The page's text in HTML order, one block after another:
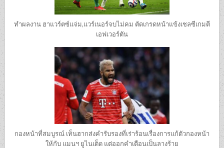
ทำผลงาน ฮาแวร์ตซ์แจ่ม,แวร์เนอร์จบไม่คม ตัดเกรดหน้าแข้งเชลซีเกมตี
เอฟเวอร์ตัน
กองหน้าที่สมบูรณ์ เท็นฮากส่งคํารับรองที่เร่าร้อนเรื่องการแก้ตัวกองหน้า
ให้กับ แมนฯ ยูไนเต็ด แต่ออกคําเตือนเป็นลางร้าย